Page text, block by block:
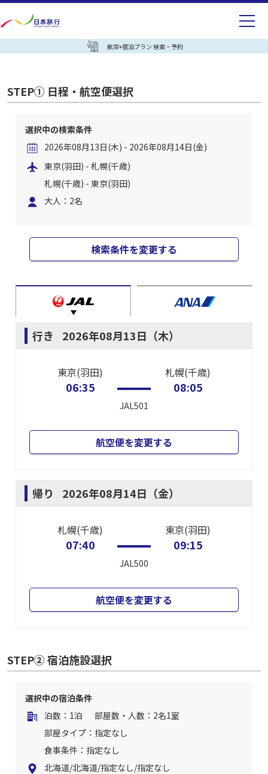
航空+宿泊プラン 検索・予約
STEP① 日程・航空便選択
選択中の検索条件
2026年08月13日(木) - 2026年08月14日(金)
東京(羽田) - 札幌(千歳)
札幌(千歳) - 東京(羽田)
大人：2名
検索条件を変更する
行き 2026年08月13日（木）
東京(羽田)
06:35
JAL501
札幌(千歳)
08:05
航空便を変更する
帰り 2026年08月14日（金）
札幌(千歳)
07:40
JAL500
東京(羽田)
09:15
航空便を変更する
STEP② 宿泊施設選択
選択中の宿泊条件
泊数：1泊
部屋数・人数：2名1室
部屋タイプ：指定なし
食事条件：指定なし
北海道/北海道/指定なし/指定なし